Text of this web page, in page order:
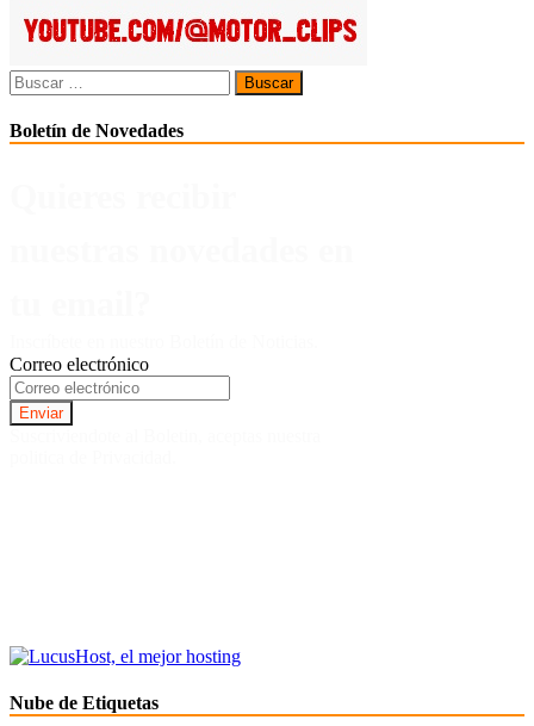
Buscar:
Boletín de Novedades
Correo electrónico
Nube de Etiquetas